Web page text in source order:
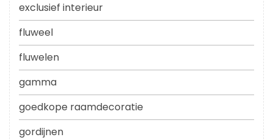
exclusief interieur
fluweel
fluwelen
gamma
goedkope raamdecoratie
gordijnen